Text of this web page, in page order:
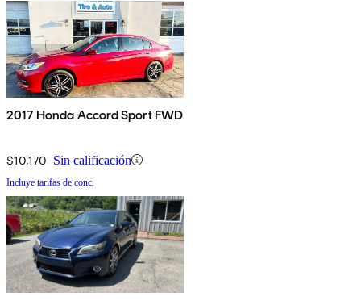
2017 Honda Accord Sport FWD
$10,170 Sin calificación
Incluye tarifas de conc.